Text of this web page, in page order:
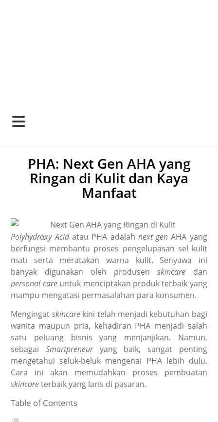
PHA: Next Gen AHA yang
Ringan di Kulit dan Kaya
Manfaat
Polyhydroxy Acidatau PHA adalah next genAHA yang
berfungsi membantu proses pengelupasan sel kulit
mati serta meratakan warna kulit. Senyawa ini
banyak digunakan oleh produsenskincare dan
personal careuntuk menciptakan produk terbaik yang
mampu mengatasi permasalahan para konsumen.
Mengingat skincarekini telah menjadi kebutuhan bagi
wanita maupun pria, kehadiran PHA menjadi salah
satu peluang bisnis yang menjanjikan. Namun,
sebagaiSmartpreneur yang baik, sangat penting
mengetahui seluk-beluk mengenai PHA lebih dulu.
Cara ini akan memudahkan proses pembuatan
skincareterbaik yang laris di pasaran.
Table of Contents